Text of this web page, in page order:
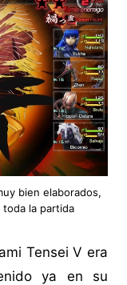
bien elaborados,
la partida
Tensei V era
ya en su